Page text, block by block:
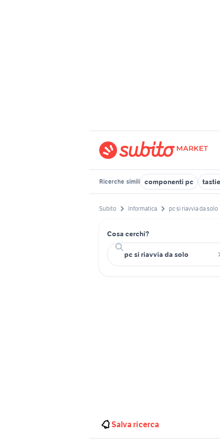
Ricerche simili componenti pc
Subito Informatica pc si riavvia da solo
Cosa cerchi?
Salva ricerca